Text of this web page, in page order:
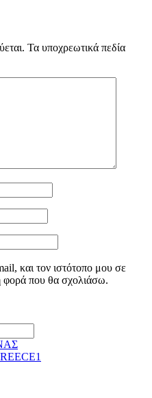
Τα υποχρεωτικά πεδία
και τον ιστότοπο μου σε
φορά που θα σχολιάσω.